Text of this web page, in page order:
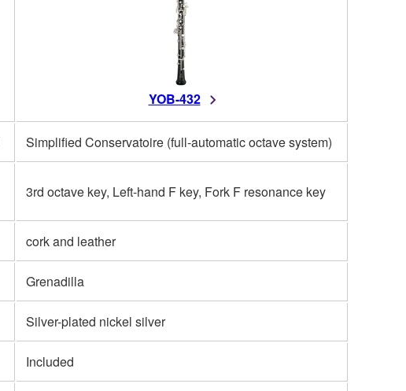
YOB-432
Simplified Conservatoire (full-automatic octave system)
3rd octave key, Left-hand F key, Fork F resonance key
cork and leather
Grenadilla
Silver-plated nickel silver
Included